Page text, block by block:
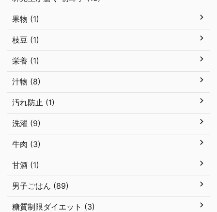
果物 (1)
枝豆 (1)
栄養 (1)
汁物 (8)
汚れ防止 (1)
洗濯 (9)
牛肉 (3)
甘酒 (1)
男子ごはん (89)
糖質制限ダイエット (3)